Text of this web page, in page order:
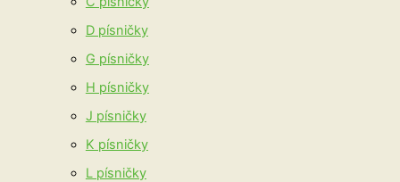
D písničky
G písničky
H písničky
J písničky
K písničky
L písničky